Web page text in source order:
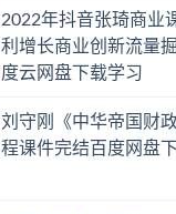
2022年抖音张琦商业
利增长商业创新流量
度云网盘下载学习
刘守刚《中华帝国财
程课件完结百度网盘